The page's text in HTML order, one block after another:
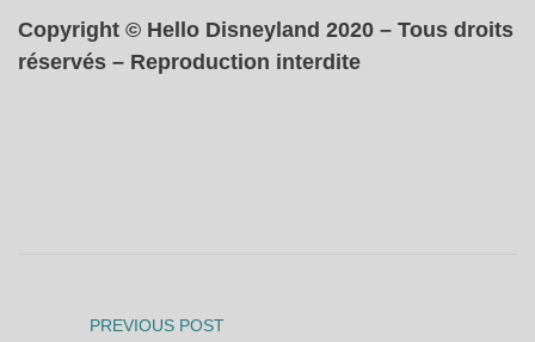
Copyright © Hello Disneyland 2020 – Tous droits
réservés – Reproduction interdite
PREVIOUS POST